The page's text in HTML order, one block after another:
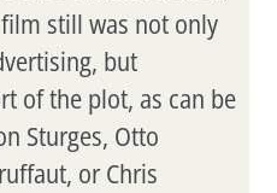
still was not only
but
of the plot, as can be
Sturges, Otto
or Chris